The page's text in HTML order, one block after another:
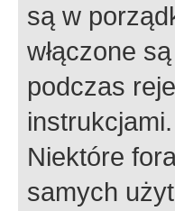
są w
włączone
podczas
Niektóre
samych